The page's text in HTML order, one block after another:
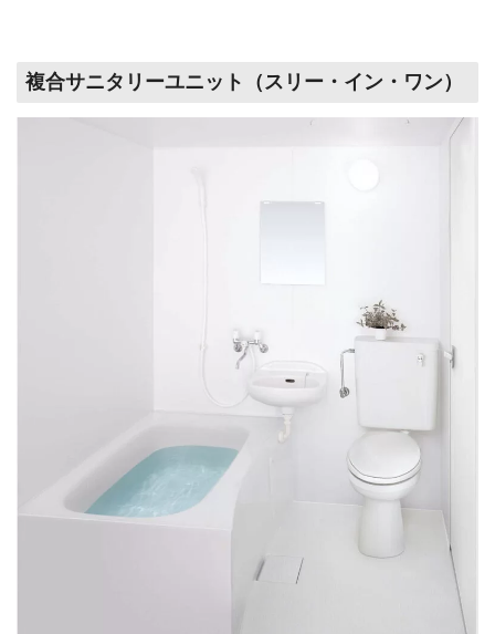
複合サニタリーユニット（スリー・イン・ワン）